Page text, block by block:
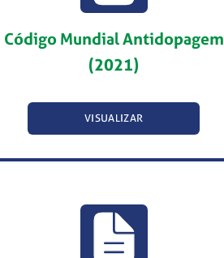
Código Mundial Antidopagem
(2021)
VISUALIZAR